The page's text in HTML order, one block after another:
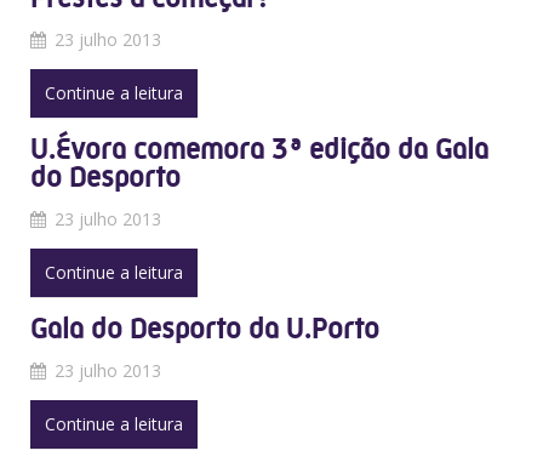
23 julho 2013
Continue a leitura
U.Évora comemora 3ª edição da Gala
do Desporto
23 julho 2013
Continue a leitura
Gala do Desporto da U.Porto
23 julho 2013
Continue a leitura